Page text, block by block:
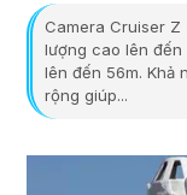
Camera Cruiser Z
lượng cao lên đến
lên đến 56m. Khả
rộng giúp...